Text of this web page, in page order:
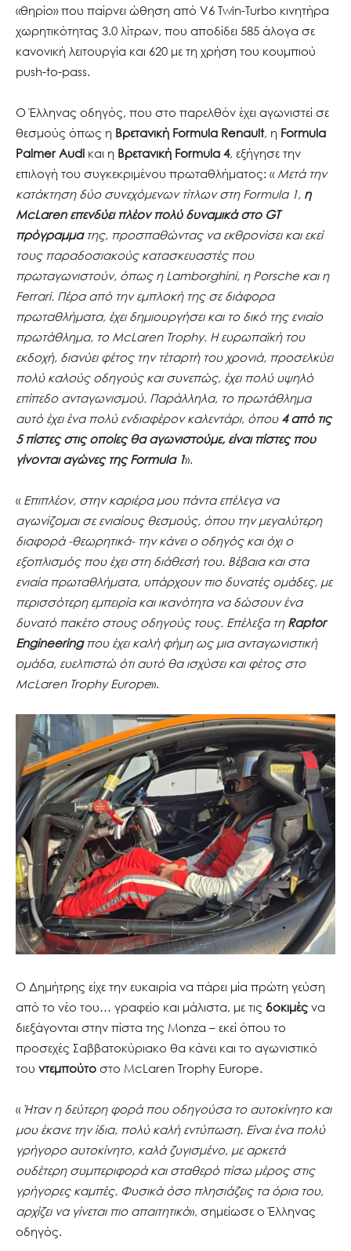
«θηρίο» που παίρνει ώθηση από V6 Twin-Turbo κινητήρα
χωρητικότητας 3.0 λίτρων, που αποδίδει 585 άλογα σε
κανονική λειτουργία και 620 με τη χρήση του κουμπιού
push-to-pass.
Ο Έλληνας οδηγός, που στο παρελθόν έχει αγωνιστεί σε
θεσμούς όπως η Βρετανική Formula Renault, η Formula
Palmer Audi και η Βρετανική Formula 4, εξήγησε την
επιλογή του συγκεκριμένου πρωταθλήματος: « Μετά την
κατάκτηση δύο συνεχόμενων τίτλων στη Formula 1, η
McLaren επενδύει πλέον πολύ δυναμικά στο GT
πρόγραμμα της, προσπαθώντας να εκθρονίσει και εκεί
τους παραδοσιακούς κατασκευαστές που
πρωταγωνιστούν, όπως η Lamborghini, η Porsche και η
Ferrari. Πέρα από την εμπλοκή της σε διάφορα
πρωταθλήματα, έχει δημιουργήσει και το δικό της ενιαίο
πρωτάθλημα, το McLaren Trophy. Η ευρωπαϊκή του
εκδοχή, διανύει φέτος την τέταρτή του χρονιά, προσελκύει
πολύ καλούς οδηγούς και συνεπώς, έχει πολύ υψηλό
επίπεδο ανταγωνισμού. Παράλληλα, το πρωτάθλημα
αυτό έχει ένα πολύ ενδιαφέρον καλεντάρι, όπου 4 από τις
5 πίστες στις οποίες θα αγωνιστούμε, είναι πίστες που
γίνονται αγώνες της Formula 1».
« Επιπλέον, στην καριέρα μου πάντα επέλεγα να
αγωνίζομαι σε ενιαίους θεσμούς, όπου την μεγαλύτερη
διαφορά -θεωρητικά- την κάνει ο οδηγός και όχι ο
εξοπλισμός που έχει στη διάθεσή του. Βέβαια και στα
ενιαία πρωταθλήματα, υπάρχουν πιο δυνατές ομάδες, με
περισσότερη εμπειρία και ικανότητα να δώσουν ένα
δυνατό πακέτο στους οδηγούς τους. Επέλεξα τη Raptor
Engineeringπου έχει καλή φήμη ως μια ανταγωνιστική
ομάδα, ευελπιστώ ότι αυτό θα ισχύσει και φέτος στο
McLaren Trophy Europe».
Ο Δημήτρης είχε την ευκαιρία να πάρει μία πρώτη γεύση
από το νέο του… γραφείο και μάλιστα, με τις δοκιμές να
διεξάγονται στην πίστα της Monza – εκεί όπου το
προσεχές Σαββατοκύριακο θα κάνει και το αγωνιστικό
του ντεμπούτο στο McLaren Trophy Europe.
« Ήταν η δεύτερη φορά που οδηγούσα το αυτοκίνητο και
μου έκανε την ίδια, πολύ καλή εντύπωση. Είναι ένα πολύ
γρήγορο αυτοκίνητο, καλά ζυγισμένο, με αρκετά
ουδέτερη συμπεριφορά και σταθερό πίσω μέρος στις
γρήγορες καμπές. Φυσικά όσο πλησιάζεις τα όρια του,
αρχίζει να γίνεται πιο απαιτητικό», σημείωσε ο Έλληνας
οδηγός.